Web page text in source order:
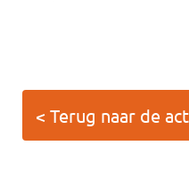
< Terug naar de